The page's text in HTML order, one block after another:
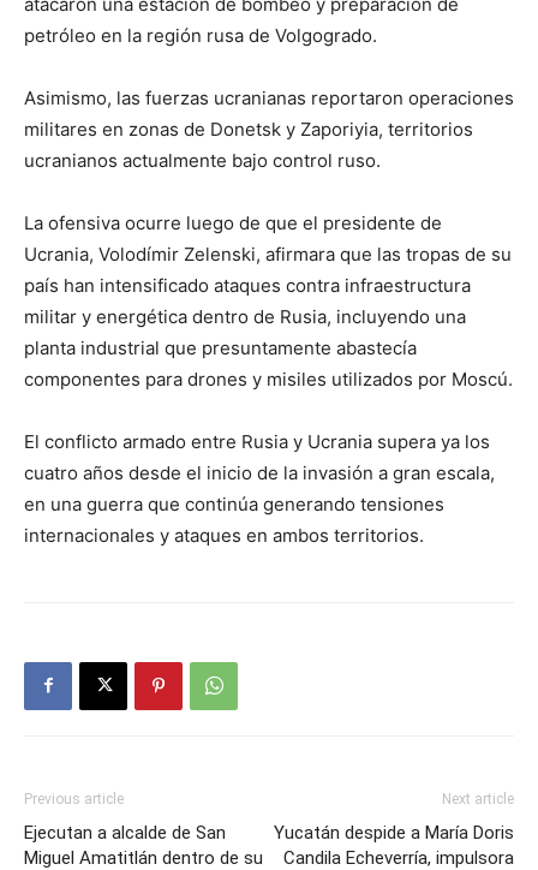
petróleo en la región rusa de Volgogrado.
Asimismo, las fuerzas ucranianas reportaron operaciones
militares en zonas de Donetsk y Zaporiyia, territorios
ucranianos actualmente bajo control ruso.
La ofensiva ocurre luego de que el presidente de
Ucrania, Volodímir Zelenski, afirmara que las tropas de su
país han intensificado ataques contra infraestructura
militar y energética dentro de Rusia, incluyendo una
planta industrial que presuntamente abastecía
componentes para drones y misiles utilizados por Moscú.
El conflicto armado entre Rusia y Ucrania supera ya los
cuatro años desde el inicio de la invasión a gran escala,
en una guerra que continúa generando tensiones
internacionales y ataques en ambos territorios.
Previous article
Ejecutan a alcalde de San
Miguel Amatitlán dentro de su
Next article
Yucatán despide a María Doris
Candila Echeverría, impulsora